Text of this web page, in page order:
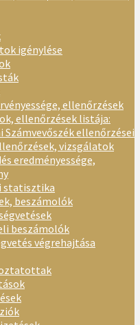
igénylése
ellenőrzések
ellenőrzések listája:
Számvevőszék ellenőrzései
vizsgálatok
eredményessége,
statisztika
beszámolók
beszámolók
végrehajtása